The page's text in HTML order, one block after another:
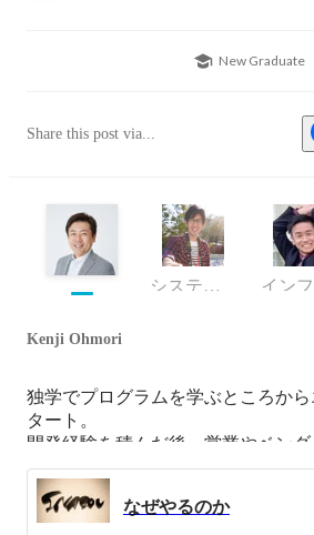
New Graduate
Share this post via...
システム開発部 主任
Kenji Ohmori
独学でプログラムを学ぶところか
タート。
開発経験を積んだ後、営業やベン
営に関わる業務等を兼任し、
現在、イナゾウ株式会社の代表を務
なぜやるのか